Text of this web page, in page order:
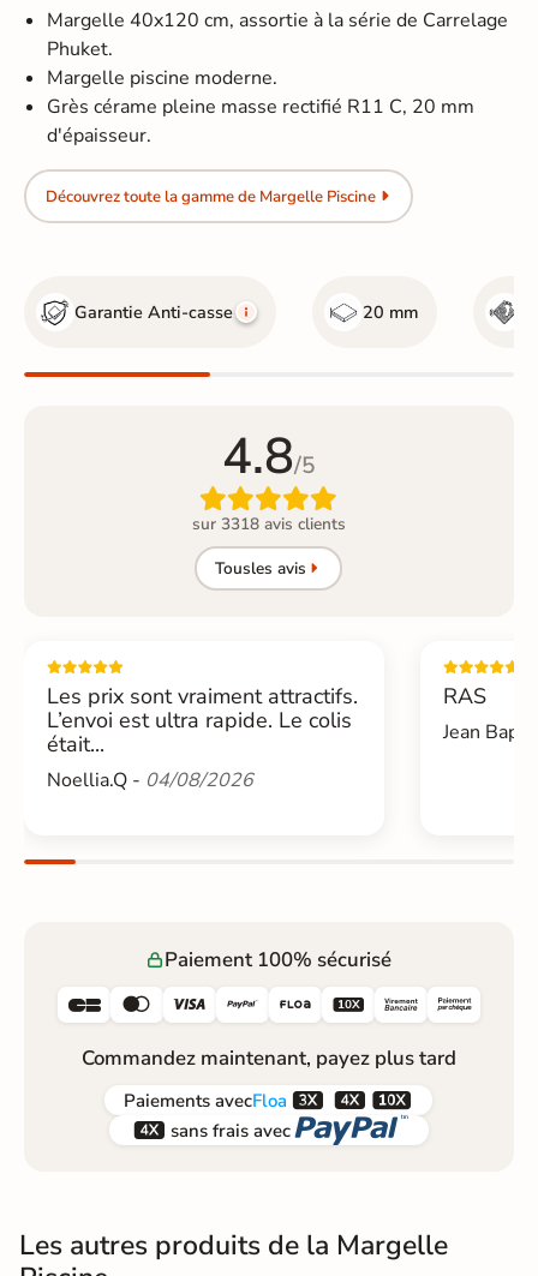
Margelle 40x120 cm, assortie à la série de Carrelage
Phuket.
Margelle piscine moderne.
Grès cérame pleine masse rectifié R11 C, 20 mm
d'épaisseur.
Découvrez toute la gamme de Margelle Piscine
Garantie Anti-casse 20 mm
4.8/5

sur 3318 avis clients
Tousles avis
Les prix sont vraiment attractifs.
L’envoi est ultra rapide. Le colis
était...
Noellia.Q - 04/08/2026
RAS
Jean
Paiement 100% sécurisé
     
Commandez maintenant, payez plus tard
Paiements avecFloa  
 sans frais avec 
Les autres produits de la Margelle